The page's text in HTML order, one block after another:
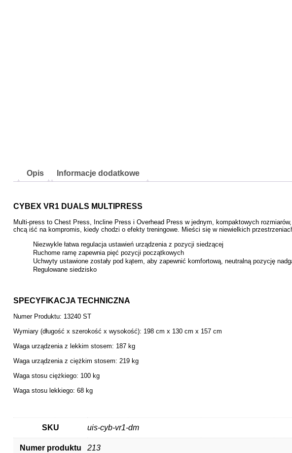
Opis Informacje dodatkowe
CYBEX VR1 DUALS MULTIPRESS
Multi-press to Chest Press, Incline Press i Overhead Press w jednym, kompaktowych
chcą iść na kompromis, kiedy chodzi o efekty treningowe. Mieści się w niewielkich
Niezwykle łatwa regulacja ustawień urządzenia z pozycji siedzącej
Ruchome ramę zapewnia pięć pozycji początkowych
Uchwyty ustawione zostały pod kątem, aby zapewnić komfortową, neutralną pozycję
Regulowane siedzisko
SPECYFIKACJA TECHNICZNA
Numer Produktu: 13240 ST
Wymiary (długość x szerokość x wysokość): 198 cm x 130 cm x 157 cm
Waga urządzenia z lekkim stosem: 187 kg
Waga urządzenia z ciężkim stosem: 219 kg
Waga stosu ciężkiego: 100 kg
Waga stosu lekkiego: 68 kg
SKU uis-cyb-vr1-dm
Numer produktu 213